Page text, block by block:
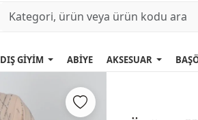
DIŞ GİYİM ABİYE AKSESUAR